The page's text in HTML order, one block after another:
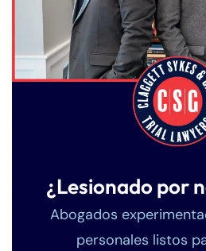
¿Lesionado por
Abogados
personales listos